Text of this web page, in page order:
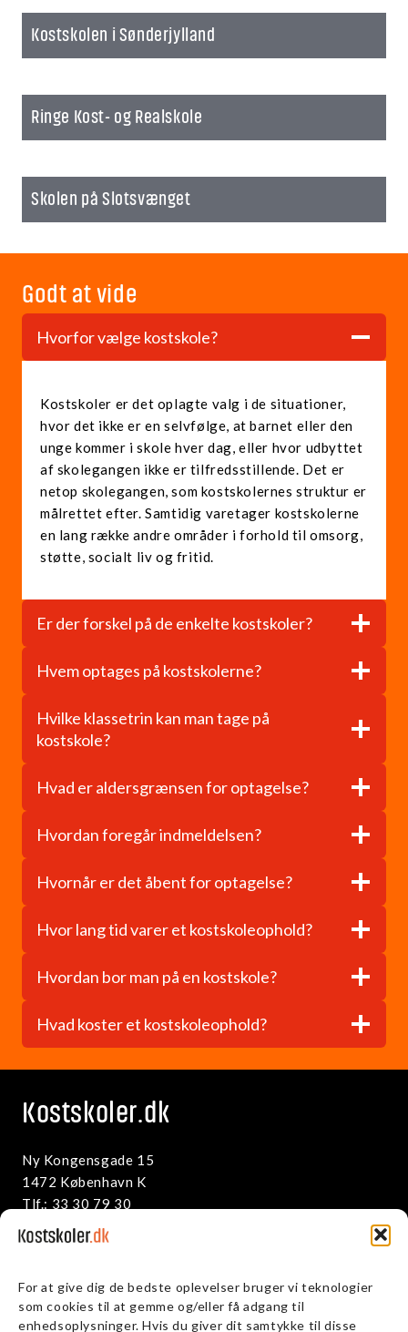
For at give dig de bedste oplevelser bruger vi teknologier
som cookies til at gemme og/eller få adgang til
enhedsoplysninger. Hvis du giver dit samtykke til disse
Kostskolen i Sønderjylland
Ringe Kost- og Realskole
Skolen på Slotsvænget
Godt at vide
Hvorfor vælge kostskole?
Kostskoler er det oplagte valg i de situationer,
hvor det ikke er en selvfølge, at barnet eller den
unge kommer i skole hver dag, eller hvor udbyttet
af skolegangen ikke er tilfredsstillende. Det er
netop skolegangen, som kostskolernes struktur er
målrettet efter. Samtidig varetager kostskolerne
en lang række andre områder i forhold til omsorg,
støtte, socialt liv og fritid.
Er der forskel på de enkelte kostskoler?
Hvem optages på kostskolerne?
Hvilke klassetrin kan man tage på
kostskole?
Hvad er aldersgrænsen for optagelse?
Hvordan foregår indmeldelsen?
Hvornår er det åbent for optagelse?
Hvor lang tid varer et kostskoleophold?
Hvordan bor man på en kostskole?
Hvad koster et kostskoleophold?
Kostskoler.dk
Ny Kongensgade 15
1472 København K
Tlf.: 33 30 79 30
info@kostskoler.dk